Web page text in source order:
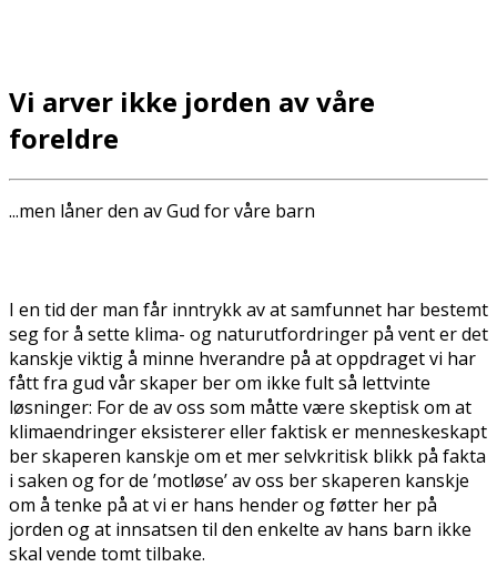
Vi arver ikke jorden av våre
foreldre
...men låner den av Gud for våre barn
I en tid der man får inntrykk av at samfunnet har bestemt
seg for å sette klima- og naturutfordringer på vent er det
kanskje viktig å minne hverandre på at oppdraget vi har
fått fra gud vår skaper ber om ikke fult så lettvinte
løsninger: For de av oss som måtte være skeptisk om at
klimaendringer eksisterer eller faktisk er menneskeskapt
ber skaperen kanskje om et mer selvkritisk blikk på fakta
i saken og for de ’motløse’ av oss ber skaperen kanskje
om å tenke på at vi er hans hender og føtter her på
jorden og at innsatsen til den enkelte av hans barn ikke
skal vende tomt tilbake.